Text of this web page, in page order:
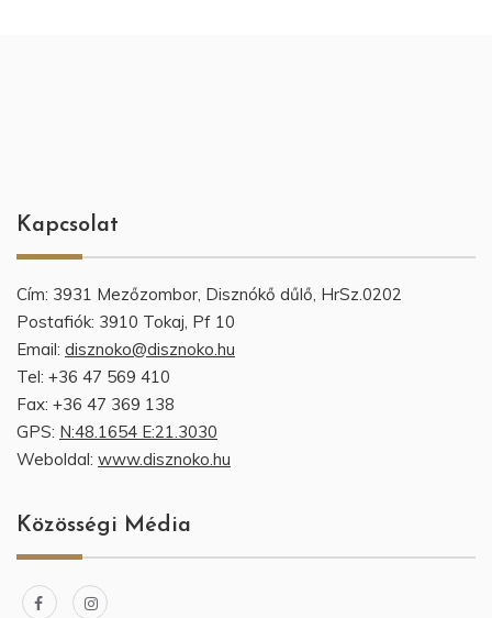
Kapcsolat
Cím: 3931 Mezőzombor, Disznókő dűlő, HrSz.0202
Postafiók: 3910 Tokaj, Pf 10
Email: disznoko@disznoko.hu
Tel: +36 47 569 410
Fax: +36 47 369 138
GPS: N:48.1654 E:21.3030
Weboldal: www.disznoko.hu
Közösségi Média